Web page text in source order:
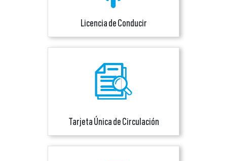
Licencia de Conducir
Tarjeta Única de Circulación